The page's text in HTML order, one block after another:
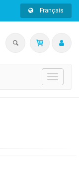
Français
Toggle